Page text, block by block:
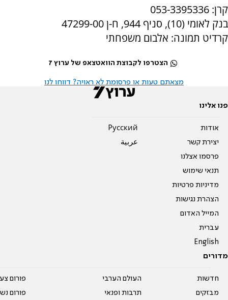
קרן: 053-3395336
בנק לאומי (10), סניף 944, ח-ן 47299-00
קרדיט תמונה: אלבום משפחתי
הצטרפו לקבוצת הוואטצאפ של ערוץ 7
מצאתם טעות או פרסומת לא ראויה? דווחו לנו
פנו אלינו
אודות
יצירת קשר
פרסמו אצלנו
תנאי שימוש
מדיניות פרטיות
הצהרת נגישות
המייל האדום
עברית
English
Pусский
عربية
מדורים
חדשות
מבזקים
העולם הערבי
תרבות ופנאי
פורום
פורום